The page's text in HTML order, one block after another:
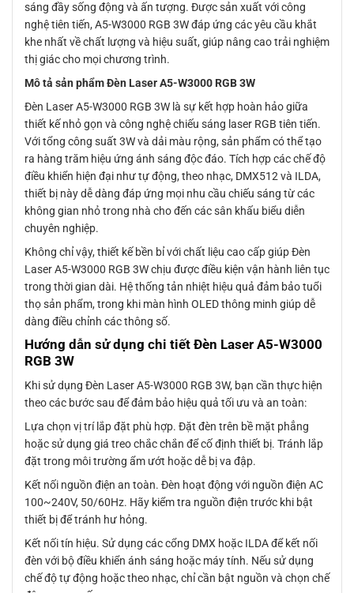
sáng đầy sống động và ấn tượng. Được sản xuất với công
nghệ tiên tiến, A5-W3000 RGB 3W đáp ứng các yêu cầu khắt
khe nhất về chất lượng và hiệu suất, giúp nâng cao trải nghiệm
thị giác cho mọi chương trình.
Mô tả sản phẩm Đèn Laser A5-W3000 RGB 3W
Đèn Laser A5-W3000 RGB 3W là sự kết hợp hoàn hảo giữa
thiết kế nhỏ gọn và công nghệ chiếu sáng laser RGB tiên tiến.
Với tổng công suất 3W và dải màu rộng, sản phẩm có thể tạo
ra hàng trăm hiệu ứng ánh sáng độc đáo. Tích hợp các chế độ
điều khiển hiện đại như tự động, theo nhạc, DMX512 và ILDA,
thiết bị này dễ dàng đáp ứng mọi nhu cầu chiếu sáng từ các
không gian nhỏ trong nhà cho đến các sân khấu biểu diễn
chuyên nghiệp.
Không chỉ vậy, thiết kế bền bỉ với chất liệu cao cấp giúp Đèn
Laser A5-W3000 RGB 3W chịu được điều kiện vận hành liên tục
trong thời gian dài. Hệ thống tản nhiệt hiệu quả đảm bảo tuổi
thọ sản phẩm, trong khi màn hình OLED thông minh giúp dễ
dàng điều chỉnh các thông số.
Hướng dẫn sử dụng chi tiết Đèn Laser A5-W3000
RGB 3W
Khi sử dụng Đèn Laser A5-W3000 RGB 3W, bạn cần thực hiện
theo các bước sau để đảm bảo hiệu quả tối ưu và an toàn:
Lựa chọn vị trí lắp đặt phù hợp. Đặt đèn trên bề mặt phẳng
hoặc sử dụng giá treo chắc chắn để cố định thiết bị. Tránh lắp
đặt trong môi trường ẩm ướt hoặc dễ bị va đập.
Kết nối nguồn điện an toàn. Đèn hoạt động với nguồn điện AC
100~240V, 50/60Hz. Hãy kiểm tra nguồn điện trước khi bật
thiết bị để tránh hư hỏng.
Kết nối tín hiệu. Sử dụng các cổng DMX hoặc ILDA để kết nối
đèn với bộ điều khiển ánh sáng hoặc máy tính. Nếu sử dụng
chế độ tự động hoặc theo nhạc, chỉ cần bật nguồn và chọn chế